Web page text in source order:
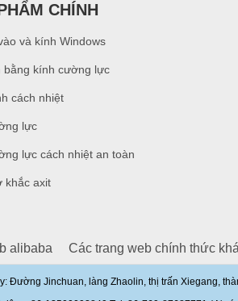
CHÍNH
và kính Windows
bằng kính cường lực
cách nhiệt
lực
lực cách nhiệt an toàn
khắc axit
alibaba Các trang web chính thức
Đường Jinchuan, làng Zhaolin, thị trấn Xiegang,